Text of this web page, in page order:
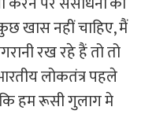
खास नहीं चाहिए, मैं
रख रहे हैं तो तो
लोकतंत्र पहले
हम रूसी गुलाग मे